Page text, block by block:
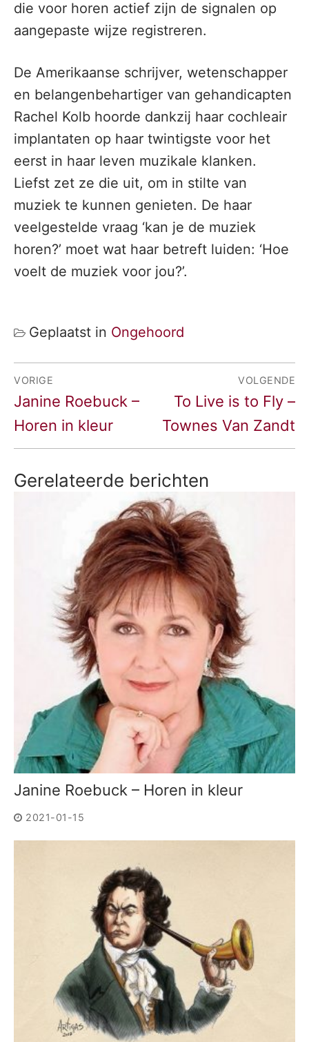
die voor horen actief zijn de signalen op
aangepaste wijze registreren.
De Amerikaanse schrijver, wetenschapper
en belangenbehartiger van gehandicapten
Rachel Kolb hoorde dankzij haar cochleair
implantaten op haar twintigste voor het
eerst in haar leven muzikale klanken.
Liefst zet ze die uit, om in stilte van
muziek te kunnen genieten. De haar
veelgestelde vraag ‘kan je de muziek
horen?’ moet wat haar betreft luiden: ‘Hoe
voelt de muziek voor jou?’.
Geplaatst in Ongehoord
Bericht
navigatie
VORIGE
Vorig
bericht:
Janine Roebuck –
Horen in kleur
VOLGENDE
Volgend
bericht:
To Live is to Fly –
Townes Van Zandt
Gerelateerde berichten
Janine Roebuck – Horen in kleur
2021-01-15